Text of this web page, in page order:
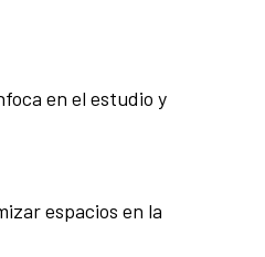
en el estudio y
espacios en la